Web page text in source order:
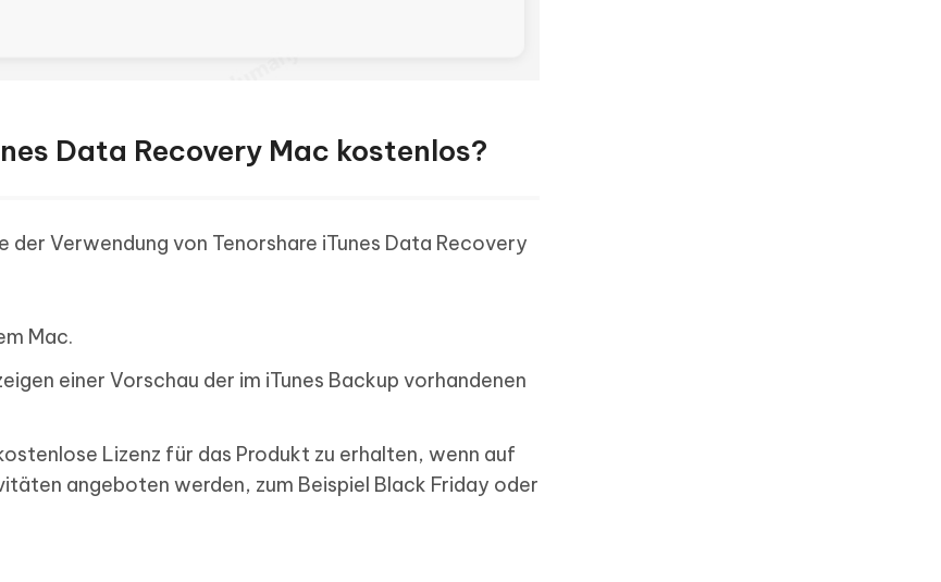
Data Recovery Mac kostenlos?
der Verwendung von Tenorshare iTunes Data Recovery
Mac.
einer Vorschau der im iTunes Backup vorhandenen
Lizenz für das Produkt zu erhalten, wenn auf
angeboten werden, zum Beispiel Black Friday oder